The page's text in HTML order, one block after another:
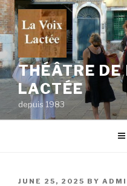
Skip
to
content
THÉÂTRE
LACTÉE
depuis 1983
POSTED
JUNE 25, 2025 BY